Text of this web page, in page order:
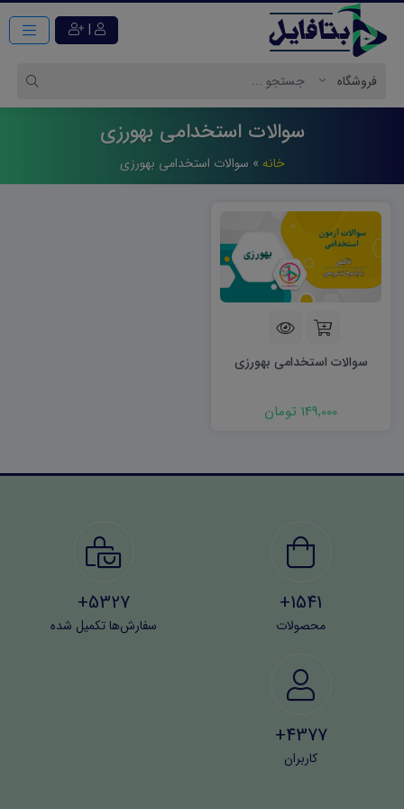
|
سوالات استخدامی بهورزی
خانه » سوالات استخدامی بهورزی
سوالات استخدامی بهورزی
149,000 تومان
1541+
محصولات
5327+
سفارش‌ها تکمیل شده
4377+
کاربران